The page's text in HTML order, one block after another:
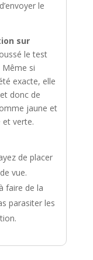
le
sur
le test
si
exacte, elle
donc de
jaune et
verte.
de placer
vue.
faire de la
parasiter les